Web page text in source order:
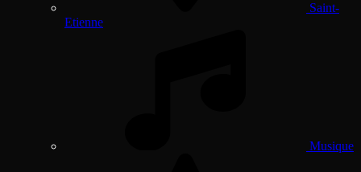
Saint-
Etienne
Musique